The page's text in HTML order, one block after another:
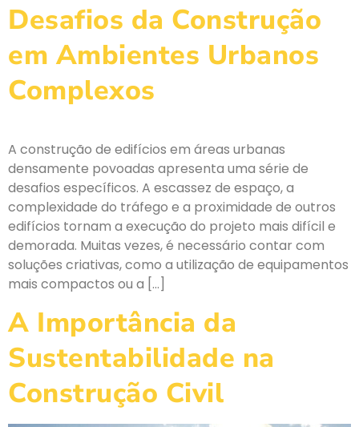
Desafios da Construção
em Ambientes Urbanos
Complexos
A construção de edifícios em áreas urbanas
densamente povoadas apresenta uma série de
desafios específicos. A escassez de espaço, a
complexidade do tráfego e a proximidade de outros
edifícios tornam a execução do projeto mais difícil e
demorada. Muitas vezes, é necessário contar com
soluções criativas, como a utilização de equipamentos
mais compactos ou a […]
A Importância da
Sustentabilidade na
Construção Civil